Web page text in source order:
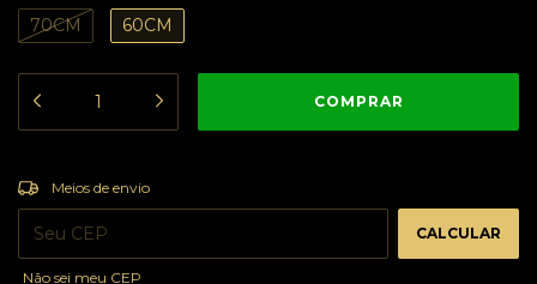
70CM 60CM
Entregas para o CEP:
Meios de envio
CALCULAR
Não sei meu CEP